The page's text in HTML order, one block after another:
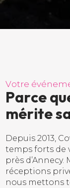
Votre événem
Parcequ
mérites
Depuis 2013,
temps forts de
près
réceptions
nous mettons